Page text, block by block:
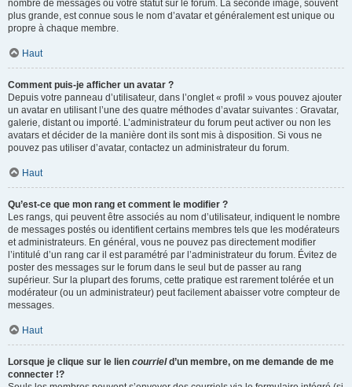
nombre de messages ou votre statut sur le forum. La seconde image, souvent
plus grande, est connue sous le nom d’avatar et généralement est unique ou
propre à chaque membre.
Haut
Comment puis-je afficher un avatar ?
Depuis votre panneau d’utilisateur, dans l’onglet « profil » vous pouvez ajouter
un avatar en utilisant l’une des quatre méthodes d’avatar suivantes : Gravatar,
galerie, distant ou importé. L’administrateur du forum peut activer ou non les
avatars et décider de la manière dont ils sont mis à disposition. Si vous ne
pouvez pas utiliser d’avatar, contactez un administrateur du forum.
Haut
Qu’est-ce que mon rang et comment le modifier ?
Les rangs, qui peuvent être associés au nom d’utilisateur, indiquent le nombre
de messages postés ou identifient certains membres tels que les modérateurs
et administrateurs. En général, vous ne pouvez pas directement modifier
l’intitulé d’un rang car il est paramétré par l’administrateur du forum. Évitez de
poster des messages sur le forum dans le seul but de passer au rang
supérieur. Sur la plupart des forums, cette pratique est rarement tolérée et un
modérateur (ou un administrateur) peut facilement abaisser votre compteur de
messages.
Haut
Lorsque je clique sur le lien courrield’un membre, on me demande de me
connecter !?